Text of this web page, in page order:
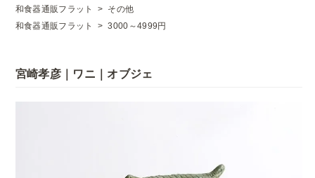
和食器通販フラット
> その他
和食器通販フラット
>3000～4999円
宮崎孝彦｜ワニ｜オブジェ